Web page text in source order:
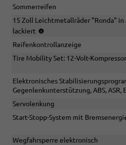
Sommerreifen
15 Zoll Leichtmetallräder "Ronda"
lackiert
R16)
Reifenkontrollanzeige
Tire Mobility Set: 12-Volt-
Elektronisches
Gegenlenkunterstützung, ABS, ASR,
Servolenkung
Start-Stopp-System mit
Wegfahrsperre elektronisch